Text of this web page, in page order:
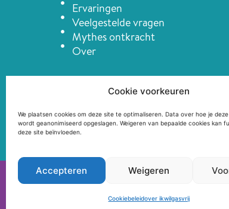
Cookie voorkeuren
We plaatsen cookies om deze site te optimaliseren. Data over hoe je
wordt geanonimiseerd opgeslagen. Weigeren van bepaalde cookies kan
deze site beïnvloeden.
Accepteren Weigeren
Cookiebeleidover ikwilgasvrij
Ervaringen
Veelgestelde vragen
Mythes ontkracht
Over